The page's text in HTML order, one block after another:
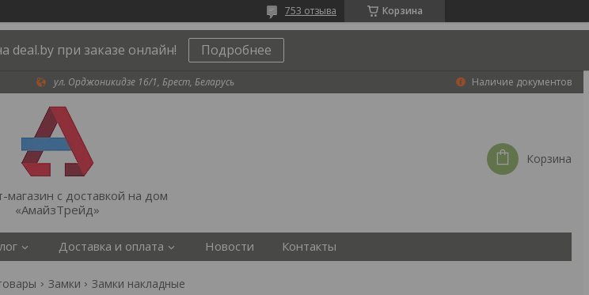
Корзина
753 отзыва
deal.by при заказе онлайн! Подробнее
ул. Орджоникидзе 16/1, Брест, Беларусь Наличие документов
магазин с доставкой на дом
«АмайзТрейд»
Корзина
Доставка и оплата Новости Контакты
Замки Замки накладные